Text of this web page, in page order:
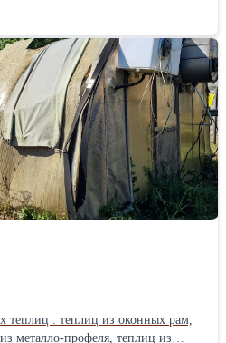
мастер классы и музыкальные
на людей любого возраста от
теплиц : теплиц из оконных рам,
металло-профеля, теплиц из